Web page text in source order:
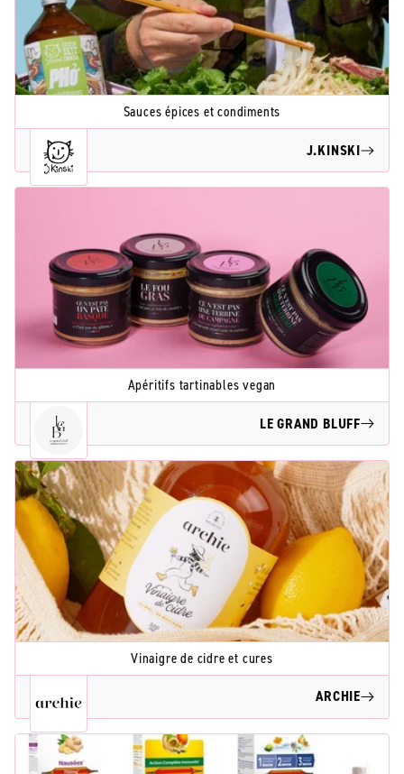
Sauces épices et condiments
J.KINSKI
Apéritifs tartinables vegan
LE GRAND BLUFF
Vinaigre de cidre et cures
ARCHIE